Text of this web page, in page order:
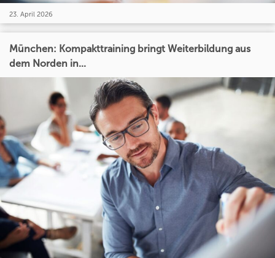
23. April 2026
München: Kompakttraining bringt Weiterbildung aus
dem Norden in...